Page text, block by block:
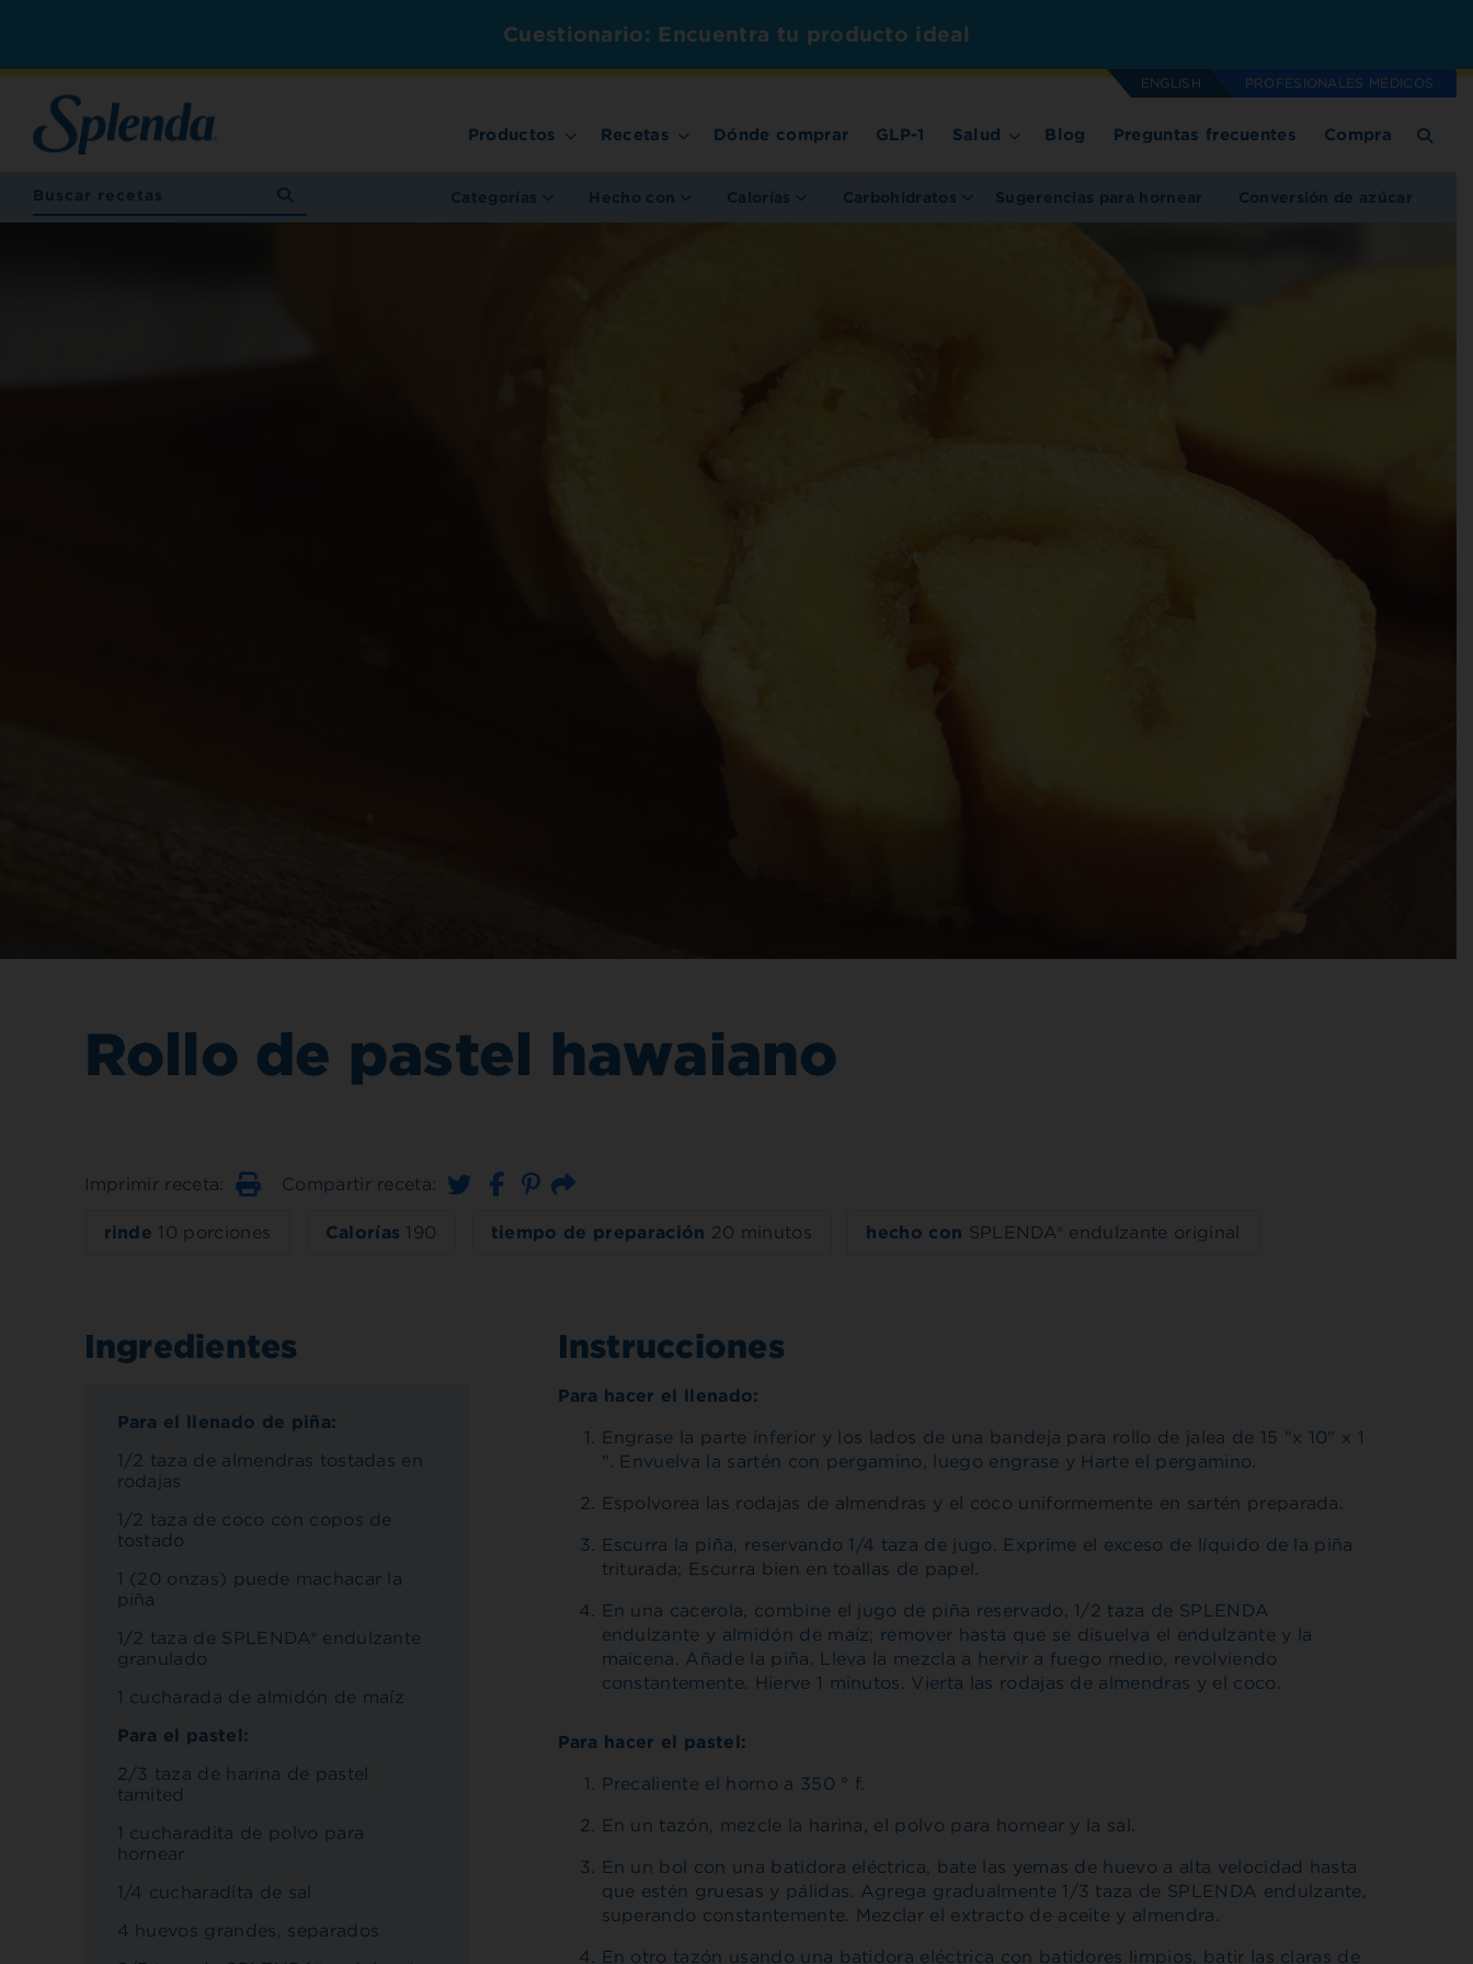
Cuestionario: Encuentra tu producto ideal
ENGLISH PROFESIONALES MÉDICOS
Productos Recetas Dónde comprar GLP-1 Salud Blog Preguntas frecuentes Compra
Categorías Hecho con Calorías Carbohidratos Sugerencias para hornear Conversión de azúcar
Rollo de pastel hawaiano
Imprimir receta: Imprimir
Compartir receta: Correo electrónico
rinde 10 porciones Calorías 190 tiempo de preparación 20 minutos hecho con SPLENDA® endulzante original
Ingredientes
Para el llenado de piña:
1/2 taza de almendras tostadas en
rodajas
1/2 taza de coco con copos de
tostado
1 (20 onzas) puede machacar la
piña
1/2 taza de SPLENDA® endulzante
granulado
1 cucharada de almidón de maíz
Para el pastel:
2/3 taza de harina de pastel
tamited
1 cucharadita de polvo para
hornear
1/4 cucharadita de sal
4 huevos grandes, separados
Instrucciones
Para hacer el llenado:
Engrase la parte inferior y los lados de una bandeja para rollo de jalea de 15 "x 10" x 1
". Envuelva la sartén con pergamino, luego engrase y Harte el pergamino.
Espolvorea las rodajas de almendras y el coco uniformemente en sartén preparada.
Escurra la piña, reservando 1/4 taza de jugo. Exprime el exceso de líquido de la piña
triturada; Escurra bien en toallas de papel.
En una cacerola, combine el jugo de piña reservado, 1/2 taza de SPLENDA
endulzante y almidón de maíz; remover hasta que se disuelva el endulzante y la
maicena. Añade la piña. Lleva la mezcla a hervir a fuego medio, revolviendo
constantemente. Hierve 1 minutos. Vierta las rodajas de almendras y el coco.
Para hacer el pastel:
Precaliente el horno a 350 ° f.
En un tazón, mezcle la harina, el polvo para hornear y la sal.
En un bol con una batidora eléctrica, bate las yemas de huevo a alta velocidad hasta
que estén gruesas y pálidas. Agrega gradualmente 1/3 taza de SPLENDA endulzante,
superando constantemente. Mezclar el extracto de aceite y almendra.
En otro tazón usando una batidora eléctrica con batidores limpios, batir las claras de